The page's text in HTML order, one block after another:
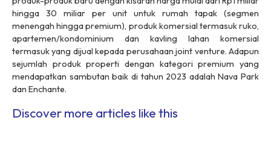
hingga 30 miliar per unit untuk rumah tapak (segmen
menengah hingga premium), produk komersial termasuk ruko,
apartemen/kondominium dan kavling lahan komersial
termasuk yang dijual kepada perusahaan joint venture. Adapun
sejumlah produk properti dengan kategori premium yang
mendapatkan sambutan baik di tahun 2023 adalah Nava Park
dan Enchante.
Discover more articles like this